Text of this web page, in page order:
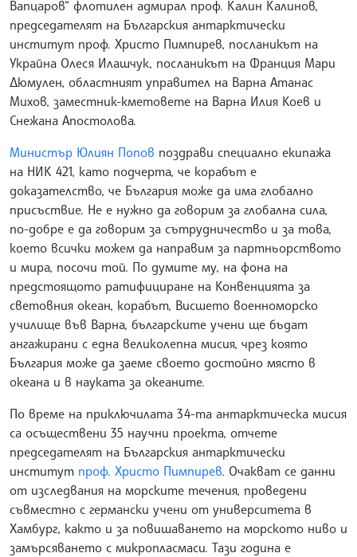
Вапцаров“ флотилен адмирал проф. Калин Калинов,
председателят на Българския антарктически
институт проф. Христо Пимпирев, посланикът на
Украйна Олеся Илашчук, посланикът на Франция Мари
Дюмулен, областният управител на Варна Атанас
Михов, заместник-кметовете на Варна Илия Коев и
Снежана Апостолова.
Министър Юлиян Попов поздрави специално екипажа
на НИК 421, като подчерта, че корабът е
доказателство, че България може да има глобално
присъствие. Не е нужно да говорим за глобална сила,
по-добре е да говорим за сътрудничество и за това,
което всички можем да направим за партньорството
и мира, посочи той. По думите му, на фона на
предстоящото ратифициране на Конвенцията за
световния океан, корабът, Висшето военноморско
училище във Варна, българските учени ще бъдат
ангажирани с една великолепна мисия, чрез която
България може да заеме своето достойно място в
океана и в науката за океаните.
По време на приключилата 34-та антарктическа мисия
са осъществени 35 научни проекта, отчете
председателят на Българския антарктически
институт проф. Христо Пимпирев. Очакват се данни
от изследвания на морските течения, проведени
съвместно с германски учени от университета в
Хамбург, както и за повишаването на морското ниво и
замърсяването с микропласмаси. Тази година е